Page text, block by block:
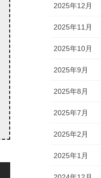
2025年12月
2025年11月
2025年10月
2025年9月
2025年8月
2025年7月
2025年2月
2025年1月